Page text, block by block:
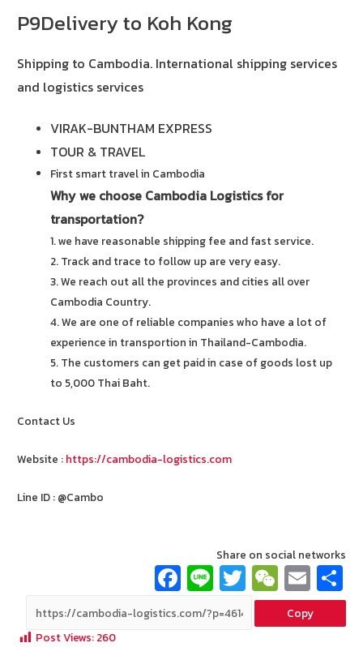
P9Delivery to Koh Kong
Shipping to Cambodia. International shipping services
and logistics services
VIRAK-BUNTHAM EXPRESS
TOUR & TRAVEL
First smart travel in Cambodia
Why we choose Cambodia Logistics for
transportation?
1. we have reasonable shipping fee and fast service.
2. Track and trace to follow up are very easy.
3. We reach out all the provinces and cities all over
Cambodia Country.
4. We are one of reliable companies who have a lot of
experience in transportion in Thailand-Cambodia.
5. The customers can get paid in case of goods lost up
to 5,000 Thai Baht.
Contact Us
Website : https://cambodia-logistics.com
Line ID : @Cambo
Share on social networks
Fa
ce
b
Li
n
e
T
wi
tt
W
e
C
E
m
ai
Copy
Post Views: 260